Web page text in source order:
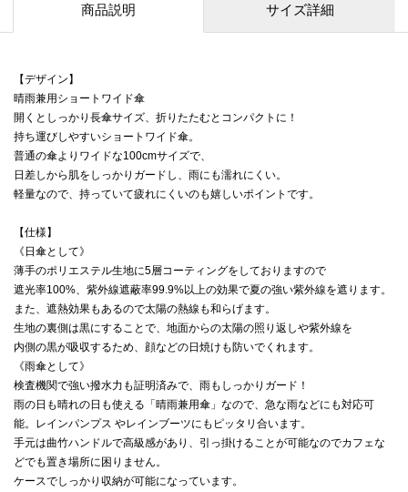
商品説明 サイズ詳細
【デザイン】
晴雨兼用ショートワイド傘
開くとしっかり長傘サイズ、折りたたむとコンパクトに！
持ち運びしやすいショートワイド傘。
普通の傘よりワイドな100cmサイズで、
日差しから肌をしっかりガードし、雨にも濡れにくい。
軽量なので、持っていて疲れにくいのも嬉しいポイントです。
【仕様】
《日傘として》
薄手のポリエステル生地に5層コーティングをしておりますので
遮光率100%、紫外線遮蔽率99.9%以上の効果で夏の強い紫外線を遮ります。
また、遮熱効果もあるので太陽の熱線も和らげます。
生地の裏側は黒にすることで、地面からの太陽の照り返しや紫外線を
内側の黒が吸収するため、顔などの日焼けも防いでくれます。
《雨傘として》
検査機関で強い撥水力も証明済みで、雨もしっかりガード！
雨の日も晴れの日も使える「晴雨兼用傘」なので、急な雨などにも対応可
能。レインパンプス やレインブーツにもピッタリ合います。
手元は曲竹ハンドルで高級感があり、引っ掛けることが可能なのでカフェな
どでも置き場所に困りません。
ケースでしっかり収納が可能になっています。